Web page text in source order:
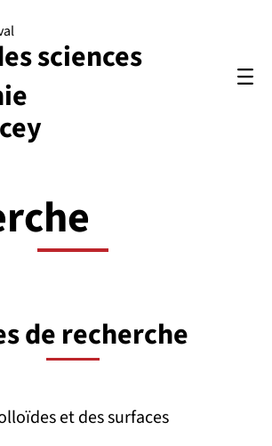
sciences
de recherche
et des surfaces